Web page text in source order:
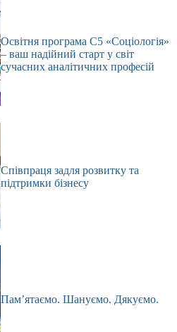
Освітня програма С5 «Соціологія»
– ваш надійний старт у світ
сучасних аналітичних професій
Співпраця задля розвитку та
підтримки бізнесу
Пам’ятаємо. Шануємо. Дякуємо.